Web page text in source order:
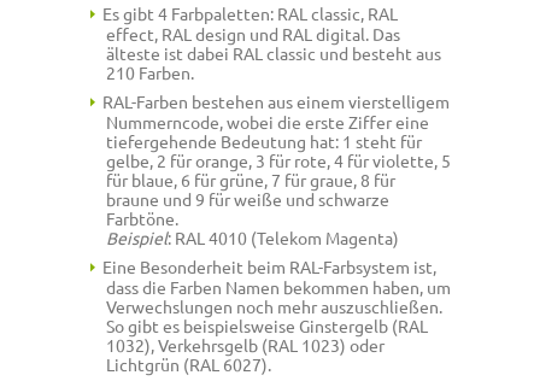
Es gibt 4 Farbpaletten: RAL classic, RAL
effect, RAL design und RAL digital. Das
älteste ist dabei RAL classic und besteht aus
210 Farben.
RAL-Farben bestehen aus einem vierstelligem
Nummerncode, wobei die erste Ziffer eine
tiefergehende Bedeutung hat: 1 steht für
gelbe, 2 für orange, 3 für rote, 4 für violette, 5
für blaue, 6 für grüne, 7 für graue, 8 für
braune und 9 für weiße und schwarze
Farbtöne.
Beispiel: RAL 4010 (Telekom Magenta)
Eine Besonderheit beim RAL-Farbsystem ist,
dass die Farben Namen bekommen haben, um
Verwechslungen noch mehr auszuschließen.
So gibt es beispielsweise Ginstergelb (RAL
1032), Verkehrsgelb (RAL 1023) oder
Lichtgrün (RAL 6027).